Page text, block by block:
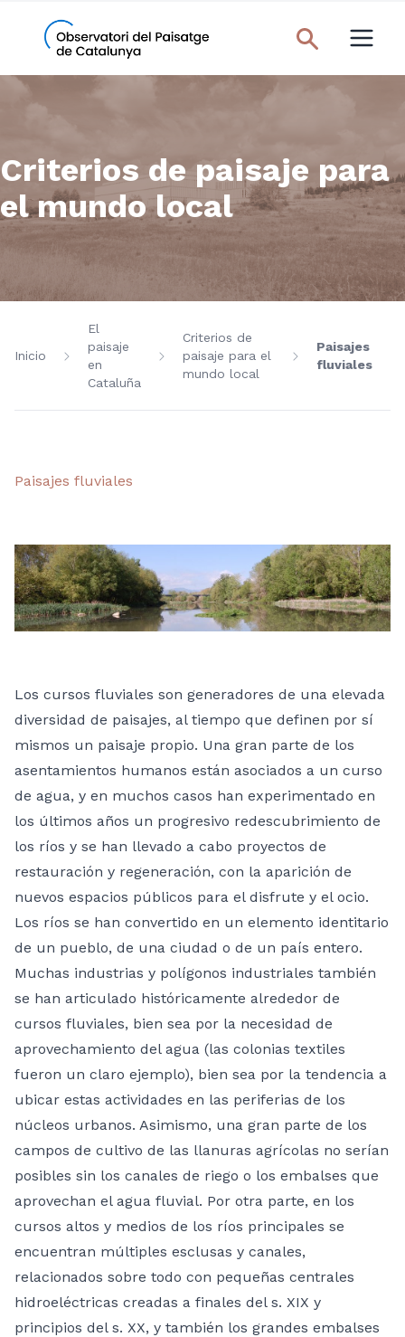
Criterios de paisaje para
el mundo local
Inicio
El
paisaje
en
Cataluña
Criterios de
paisaje para el
mundo local
Paisajes
fluviales
Paisajes fluviales
Los cursos fluviales son generadores de una elevada
diversidad de paisajes, al tiempo que definen por sí
mismos un paisaje propio. Una gran parte de los
asentamientos humanos están asociados a un curso
de agua, y en muchos casos han experimentado en
los últimos años un progresivo redescubrimiento de
los ríos y se han llevado a cabo proyectos de
restauración y regeneración, con la aparición de
nuevos espacios públicos para el disfrute y el ocio.
Los ríos se han convertido en un elemento identitario
de un pueblo, de una ciudad o de un país entero.
Muchas industrias y polígonos industriales también
se han articulado históricamente alrededor de
cursos fluviales, bien sea por la necesidad de
aprovechamiento del agua (las colonias textiles
fueron un claro ejemplo), bien sea por la tendencia a
ubicar estas actividades en las periferias de los
núcleos urbanos. Asimismo, una gran parte de los
campos de cultivo de las llanuras agrícolas no serían
posibles sin los canales de riego o los embalses que
aprovechan el agua fluvial. Por otra parte, en los
cursos altos y medios de los ríos principales se
encuentran múltiples esclusas y canales,
relacionados sobre todo con pequeñas centrales
hidroeléctricas creadas a finales del s. XIX y
principios del s. XX, y también los grandes embalses